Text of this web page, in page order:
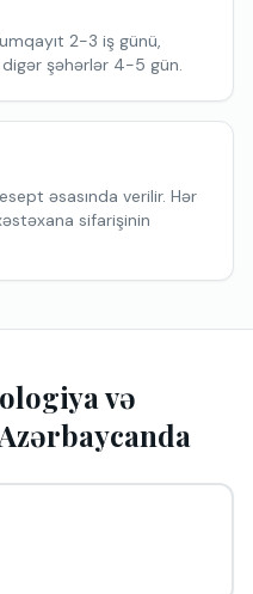
2-3 iş günü,
şəhərlər 4-5 gün.
əsasında verilir. Hər
sifarişinin
və